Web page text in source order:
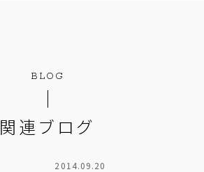
BLOG
関連ブログ
2014.09.20